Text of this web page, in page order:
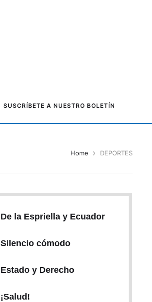
SUSCRÍBETE A NUESTRO BOLETÍN
Home DEPORTES
De la Espriella y Ecuador
Silencio cómodo
Estado y Derecho
¡Salud!